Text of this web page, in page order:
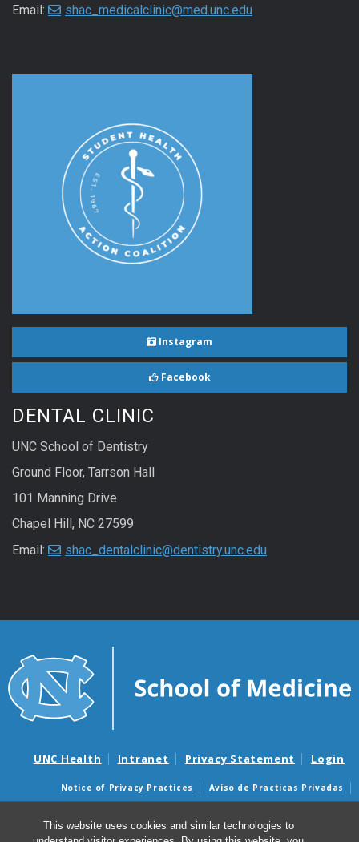
This website uses cookies and similar technologies to
Email:
shac_medicalclinic@med.unc.edu
Instagram
Facebook
DENTAL CLINIC
UNC School of Dentistry
Ground Floor, Tarrson Hall
101 Manning Drive
Chapel Hill, NC 27599
Email:
shac_dentalclinic@dentistry.unc.edu
UNC Health Intranet Privacy Statement Login
Notice of Privacy Practices
Aviso de Practicas Privadas
Surprise Billing and Good Faith Estimate Notices